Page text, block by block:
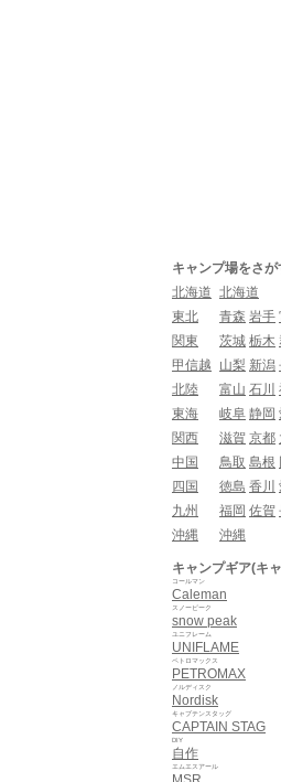
キャンプ場をさが
北海道 北海道
東北
青森 岩手
関東
茨城 栃木
甲信越
山梨 新潟
北陸
富山 石川
東海
岐阜 静岡
関西
滋賀 京都
中国
鳥取 島根
四国
徳島 香川
九州
福岡 佐賀
沖縄
沖縄
キャンプギア(キ
Caleman
コールマン
snow peak
スノーピーク
UNIFLAME
ユニフレーム
PETROMAX
ペトロマックス
Nordisk
ノルディスク
CAPTAIN STAG
キャプテンスタッグ
自作
DIY
エムエスアール